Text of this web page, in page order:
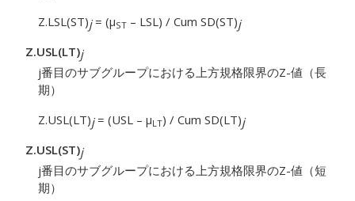
Z.LSL(ST)j= (μST – LSL) / Cum SD(ST)j
Z.USL(LT)j
j番目のサブグループにおける上方規格限界のZ-値（長
期）
Z.USL(LT)j= (USL – μLT) / Cum SD(LT)j
Z.USL(ST)j
j番目のサブグループにおける上方規格限界のZ-値（短
期）